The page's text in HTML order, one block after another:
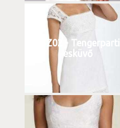
ESZ02 - Tengerparti
esküvő